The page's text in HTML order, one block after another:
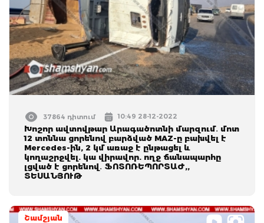
37864 դիտում 10:49 28-12-2022
Խոշոր ավտովթար Արագածոտնի մարզում․ մոտ
12 տոննա ցորենով բարձված MAZ-ը բախվել է
Mercedes-ին, 2 կմ առաջ է ընթացել և
կողաշրջվել. կա վիրավոր. ողջ ճանապարհը
լցված է ցորենով․ ՖՈՏՈՌԵՊՈՐՏԱԺ,,
ՏԵՍԱՆՅՈՒԹ
Շամշյան